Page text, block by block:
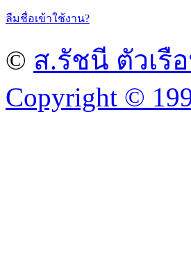
ลืมชื่อเข้าใช้งาน?
© ส.รัชนี ตัวเรื
Copyright ©